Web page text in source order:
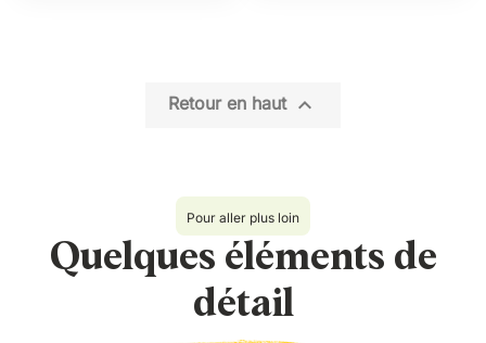
Retour en haut 
Pour aller plus loin
Quelques éléments de
détail